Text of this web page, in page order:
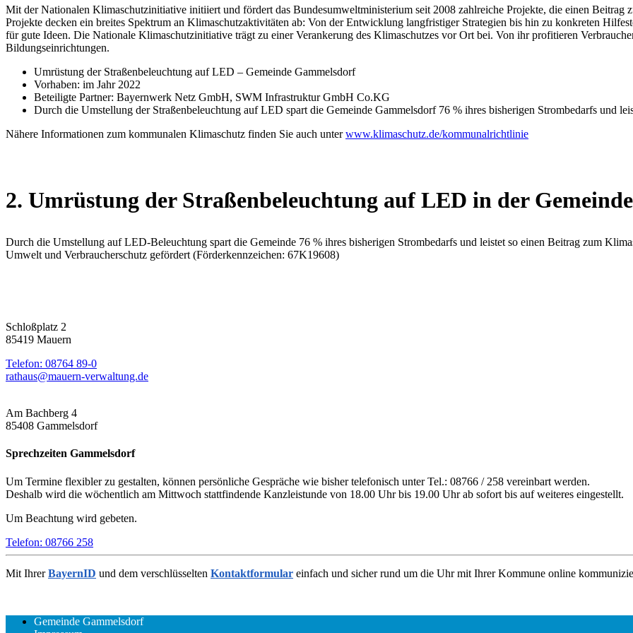
Mit der Nationalen Klimaschutzinitiative initiiert und fördert das Bundesumweltministerium seit 2008 zahlreiche Projekte, die einen Beitrag
Projekte decken ein breites Spektrum an Klimaschutzaktivitäten ab: Von der Entwicklung langfristiger Strategien bis hin zu konkreten
für gute Ideen. Die Nationale Klimaschutzinitiative trägt zu einer Verankerung des Klimaschutzes vor Ort bei. Von ihr profitieren
Bildungseinrichtungen.
Umrüstung der Straßenbeleuchtung auf LED – Gemeinde Gammelsdorf
Vorhaben: im Jahr 2022
Beteiligte Partner: Bayernwerk Netz GmbH, SWM Infrastruktur GmbH Co.KG
Durch die Umstellung der Straßenbeleuchtung auf LED spart die Gemeinde Gammelsdorf 76 % ihres bisherigen Strombedarfs und
Nähere Informationen zum kommunalen Klimaschutz finden Sie auch unterwww.klimaschutz.de/kommunalrichtlinie
2. Umrüstung der Straßenbeleuchtung auf LED in der
Durch die Umstellung auf LED-Beleuchtung spart die Gemeinde 76 % ihres bisherigen Strombedarfs und leistet so einen Beitrag zum
Umwelt und Verbraucherschutz gefördert (Förderkennzeichen: 67K19608)
Schloßplatz 2
85419 Mauern
Telefon: 08764 89-0
rathaus@mauern-verwaltung.de
Am Bachberg 4
85408 Gammelsdorf
Sprechzeiten Gammelsdorf
Um Termine flexibler zu gestalten, können persönliche Gespräche wie bisher telefonisch unter Tel.: 08766 / 258 vereinbart werden.
Deshalb wird die wöchentlich am Mittwoch stattfindende Kanzleistunde von 18.00 Uhr bis 19.00 Uhr ab sofort bis auf weiteres eingestellt.
Um Beachtung wird gebeten.
Telefon: 08766 258
Mit IhrerBayernID und dem verschlüsselten Kontaktformular einfach und sicher rund um die Uhr mit Ihrer Kommune online
Gemeinde Gammelsdorf